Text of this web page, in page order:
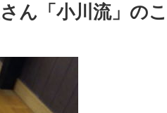
ん「小川流」のこ